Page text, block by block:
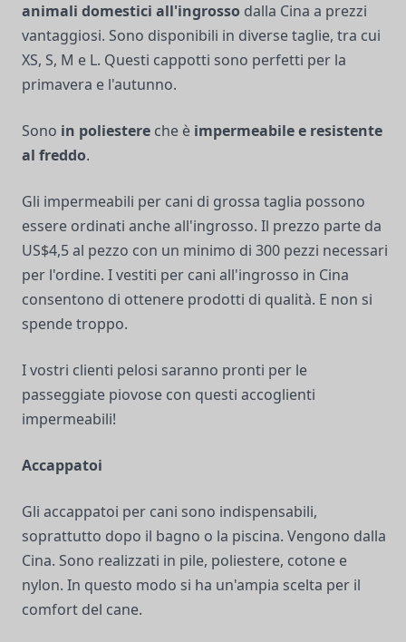
animali domestici all'ingrosso dalla Cina a prezzi
vantaggiosi. Sono disponibili in diverse taglie, tra cui
XS, S, M e L. Questi cappotti sono perfetti per la
primavera e l'autunno.
Sono in poliestere che è impermeabile e resistente
al freddo.
Gli impermeabili per cani di grossa taglia possono
essere ordinati anche all'ingrosso. Il prezzo parte da
US$4,5 al pezzo con un minimo di 300 pezzi necessari
per l'ordine. I vestiti per cani all'ingrosso in Cina
consentono di ottenere prodotti di qualità. E non si
spende troppo.
I vostri clienti pelosi saranno pronti per le
passeggiate piovose con questi accoglienti
impermeabili!
Accappatoi
Gli accappatoi per cani sono indispensabili,
soprattutto dopo il bagno o la piscina. Vengono dalla
Cina. Sono realizzati in pile, poliestere, cotone e
nylon. In questo modo si ha un'ampia scelta per il
comfort del cane.